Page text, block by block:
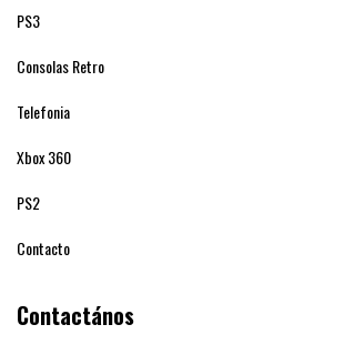
PS3
Consolas Retro
Telefonia
Xbox 360
PS2
Contacto
Contactános